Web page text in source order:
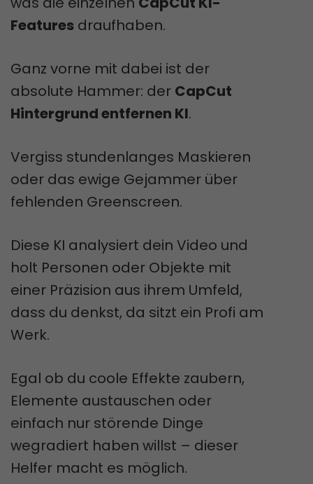
Features draufhaben.
Ganz vorne mit dabei ist der
absolute Hammer: der CapCut
Hintergrund entfernen KI.
Vergiss stundenlanges Maskieren
oder das ewige Gejammer über
fehlenden Greenscreen.
Diese KI analysiert dein Video und
holt Personen oder Objekte mit
einer Präzision aus ihrem Umfeld,
dass du denkst, da sitzt ein Profi am
Werk.
Egal ob du coole Effekte zaubern,
Elemente austauschen oder
einfach nur störende Dinge
wegradiert haben willst – dieser
Helfer macht es möglich.